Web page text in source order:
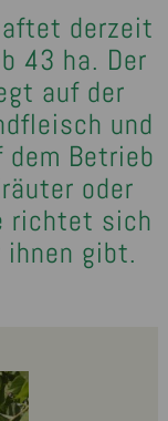
derzeit
43 ha. Der
auf der
und
Betrieb
oder
richtet sich
ihnen gibt.